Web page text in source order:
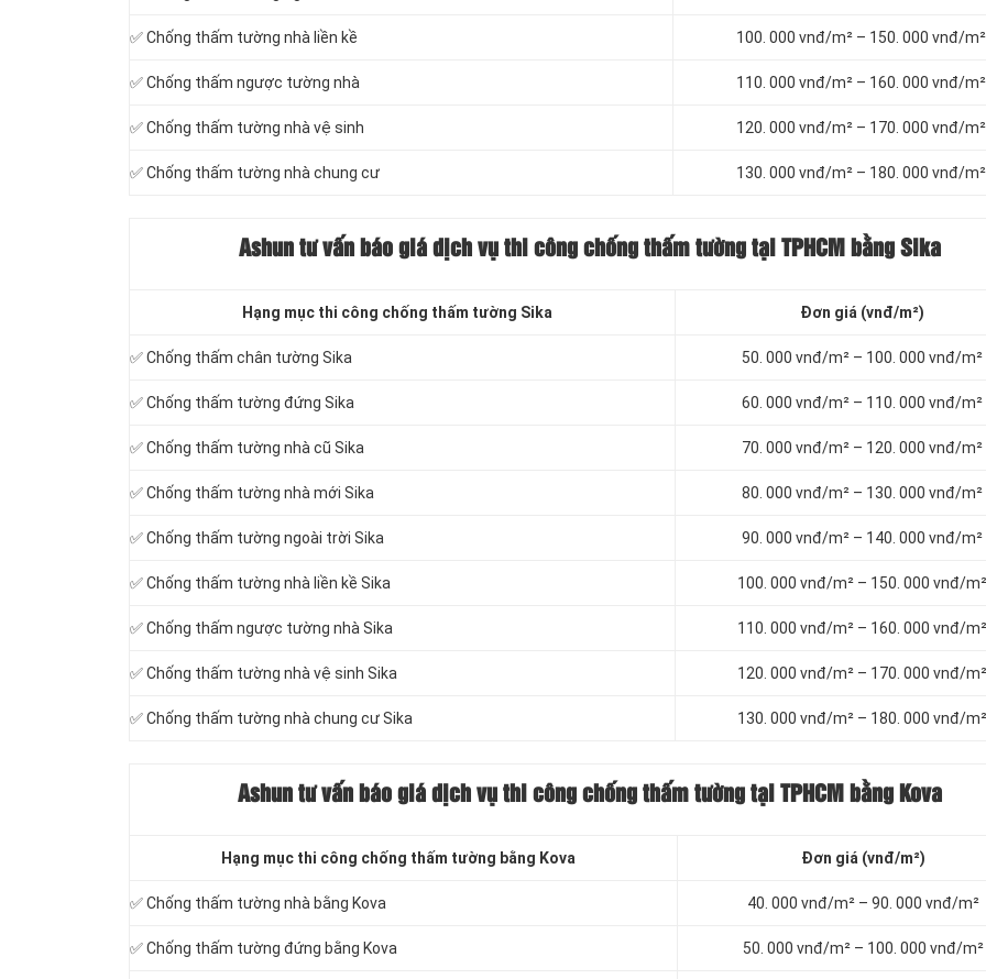
✅ Chống thấm tường nhà liền kề 100. 000 vnđ/m² – 150. 000 vnđ/m²
✅ Chống thấm ngược tường nhà 110. 000 vnđ/m² – 160. 000 vnđ/m²
✅ Chống thấm tường nhà vệ sinh 120. 000 vnđ/m² – 170. 000 vnđ/m²
✅ Chống thấm tường nhà chung cư 130. 000 vnđ/m² – 180. 000 vnđ/m²
Ashun tư vấn báo giá dịch vụ thi công chống thấm tường tại TPHCM bằng Sika
Hạng mục thi công chống thấm tường Sika Đơn giá (vnđ/m²)
✅ Chống thấm chân tường Sika 50. 000 vnđ/m² – 100. 000 vnđ/m²
✅ Chống thấm tường đứng Sika 60. 000 vnđ/m² – 110. 000 vnđ/m²
✅ Chống thấm tường nhà cũ Sika 70. 000 vnđ/m² – 120. 000 vnđ/m²
✅ Chống thấm tường nhà mới Sika 80. 000 vnđ/m² – 130. 000 vnđ/m²
✅ Chống thấm tường ngoài trời Sika 90. 000 vnđ/m² – 140. 000 vnđ/m²
✅ Chống thấm tường nhà liền kề Sika 100. 000 vnđ/m² – 150. 000 vnđ/m²
✅ Chống thấm ngược tường nhà Sika 110. 000 vnđ/m² – 160. 000 vnđ/m²
✅ Chống thấm tường nhà vệ sinh Sika 120. 000 vnđ/m² – 170. 000 vnđ/m²
✅ Chống thấm tường nhà chung cư Sika 130. 000 vnđ/m² – 180. 000 vnđ/m²
Ashun tư vấn báogiá dịch vụ thi công chống thấm tường tại TPHCM bằng Kova
Hạng mục thi công chống thấm tường bằng Kova Đơn giá (vnđ/m²)
✅ Chống thấm tường nhà bằng Kova 40. 000 vnđ/m² – 90. 000 vnđ/m²
✅ Chống thấm tường đứng bằng Kova 50. 000 vnđ/m² – 100. 000 vnđ/m²